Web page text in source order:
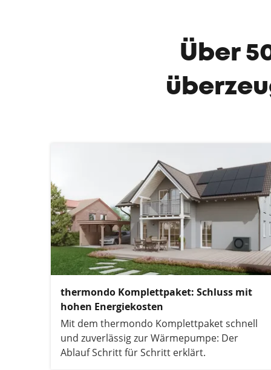
Über
thermondo Komplettpaket: Schluss mit
hohen Energiekosten
Mit dem thermondo Komplettpaket schnell
und zuverlässig zur Wärmepumpe: Der
Ablauf Schritt für Schritt erklärt.